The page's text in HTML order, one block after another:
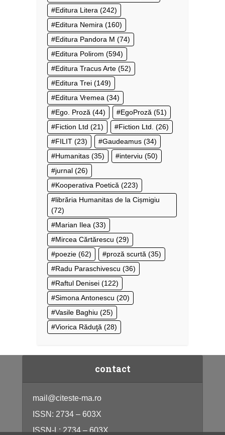
Editura Litera (242)
Editura Nemira (160)
Editura Pandora M (74)
Editura Polirom (594)
Editura Tracus Arte (52)
Editura Trei (149)
Editura Vremea (34)
Ego. Proză (44) EgoProză (51)
Fiction Ltd (21) Fiction Ltd. (26)
FILIT (23) Gaudeamus (34)
Humanitas (35) interviu (50)
jurnal (26)
Kooperativa Poetică (223)
librăria Humanitas de la Cișmigiu
(72)
Marian Ilea (33)
Mircea Cărtărescu (29)
poezie (62) proză scurtă (35)
Radu Paraschivescu (36)
Raftul Denisei (122)
Simona Antonescu (20)
Vasile Baghiu (25)
Viorica Răduţă (28)
contact
mail@citeste-ma.ro
ISSN: 2734 – 603X
ISSN-L: 2734 – 603X